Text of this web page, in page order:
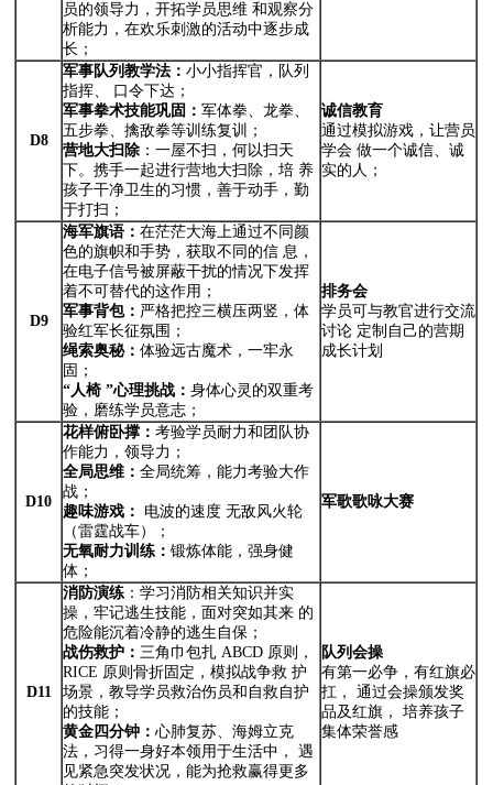
员的领导力，开拓学员思维 和观察分
析能力，在欢乐刺激的活动中逐步成
长；
D8
军事队列教学法：小小指挥官，队列
指挥、 口令下达；
军事拳术技能巩固：军体拳、龙拳、
五步拳、擒敌拳等训练复训；
营地大扫除 ：一屋不扫，何以扫天
下。携手一起进行营地大扫除，培 养
孩子干净卫生的习惯，善于动手，勤
于打扫；
诚信教育
通过模拟游戏，让营员
学会 做一个诚信、诚
实的人；
D9
海军旗语：在茫茫大海上通过不同颜
色的旗帜和手势，获取不同的信 息，
在电子信号被屏蔽干扰的情况下发挥
着不可替代的这作用；
军事背包： 严格把控三横压两竖，体
验红军长征氛围；
绳索奥秘：体验远古魔术，一牢永
固；
“人椅 ”心理挑战：身体心灵的双重考
验，磨练学员意志；
排务会
学员可与教官进行交流
讨论 定制自己的营期
成长计划
D10
花样俯卧撑：考验学员耐力和团队协
作能力，领导力；
全局思维：全局统筹，能力考验大作
战；
趣味游戏：
电波的速度 无敌风火轮
（雷霆战车）；
无氧耐力训练：锻炼体能，强身健
体；
军歌歌咏大赛
D11
消防演练 ：学习消防相关知识并实
操，牢记逃生技能，面对突如其来 的
危险能沉着冷静的逃生自保；
战伤救护：三角巾包扎 ABCD 原则，
RICE 原则骨折固定，模拟战争救 护
场景，教导学员救治伤员和自救自护
的技能；
黄金四分钟：心肺复苏、海姆立克
法，习得一身好本领用于生活中， 遇
见紧急突发状况，能为抢救赢得更多
队列会操
有第一必争，有红旗必
扛， 通过会操颁发奖
品及红旗， 培养孩子
集体荣誉感